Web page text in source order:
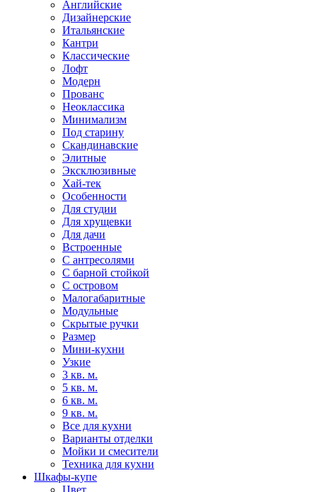
Английские
Дизайнерские
Итальянские
Кантри
Классические
Лофт
Модерн
Прованс
Неоклассика
Минимализм
Под старину
Скандинавские
Элитные
Эксклюзивные
Хай-тек
Особенности
Для студии
Для хрущевки
Для дачи
Встроенные
С антресолями
С барной стойкой
С островом
Малогабаритные
Модульные
Скрытые ручки
Размер
Мини-кухни
Узкие
3 кв. м.
5 кв. м.
6 кв. м.
9 кв. м.
Все для кухни
Варианты отделки
Мойки и смесители
Техника для кухни
Шкафы-купе
Цвет